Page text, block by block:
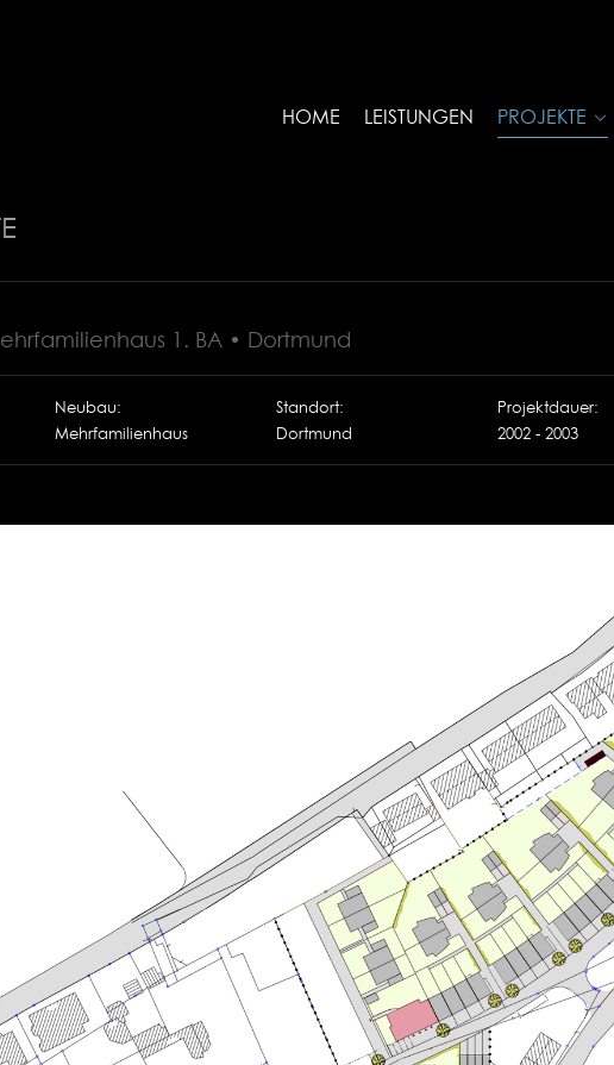
HOME LEISTUNGEN PROJEKTE
1. BA • Dortmund
Neubau:
Mehrfamilienhaus
Standort:
Dortmund
Projektdauer:
2002 - 2003